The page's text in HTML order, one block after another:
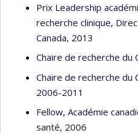
Prix Leadership
recherche clinique,
Canada, 2013
Chaire de recherche du
Chaire de recherche du
2006-2011
Fellow, Académie
santé, 2006